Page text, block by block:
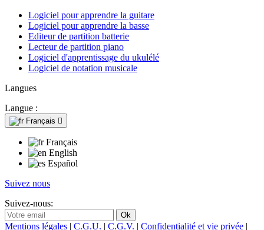
Logiciel pour apprendre la guitare
Logiciel pour apprendre la basse
Editeur de partition batterie
Lecteur de partition piano
Logiciel d'apprentissage du ukulélé
Logiciel de notation musicale
Langues
Langue :
Français 
Français
English
Español
Suivez nous
Suivez-nous:
Mentions légales | C.G.U. | C.G.V. | Confidentialité et vie privée |